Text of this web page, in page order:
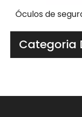
Categoria